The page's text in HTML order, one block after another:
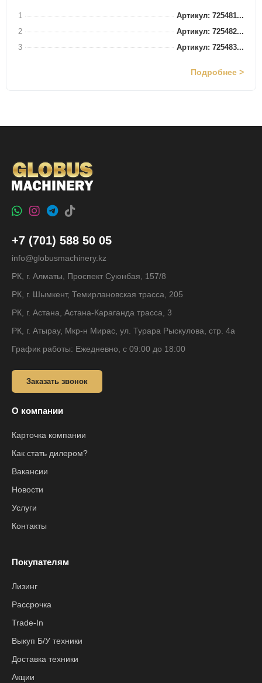
1
Артикул: 725481...
2
Артикул: 725482...
3
Артикул: 725483...
Подробнее >
+7 (701) 588 50 05
info@globusmachinery.kz
РК, г. Алматы, Проспект Суюнбая, 157/8
РК, г. Шымкент, Темирлановская трасса, 205
РК, г. Астана, Астана-Караганда трасса, 3
РК, г. Атырау, Мкр-н Мирас, ул. Турара Рыскулова, стр. 4а
График работы: Ежедневно, с 09:00 до 18:00
Заказать звонок
О компании
Карточка компании
Как стать дилером?
Вакансии
Новости
Услуги
Контакты
Покупателям
Лизинг
Рассрочка
Trade-In
Выкуп Б/У техники
Доставка техники
Акции